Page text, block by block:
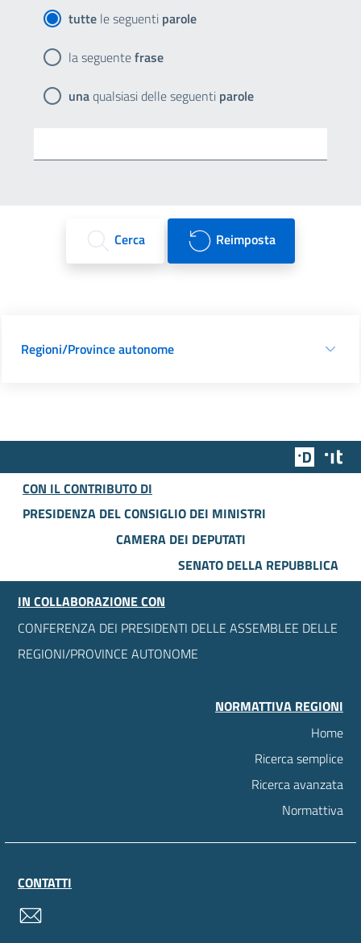
tutte le seguenti parole
la seguentefrase
unaqualsiasi delle seguenti parole
Cerca Reimposta
Regioni/Province autonome
Team
CON IL CONTRIBUTO DI
PRESIDENZA DEL CONSIGLIO DEI MINISTRI
CAMERA DEI DEPUTATI
SENATO DELLA REPUBBLICA
IN COLLABORAZIONE CON
CONFERENZA DEI PRESIDENTI DELLE ASSEMBLEE DELLE
REGIONI/PROVINCE AUTONOME
NORMATTIVA REGIONI
Home
Ricerca semplice
Ricerca avanzata
Normattiva
CONTATTI